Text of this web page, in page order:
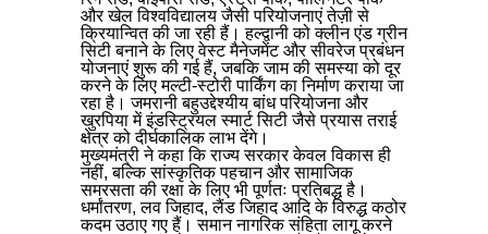
और खेल विश्वविद्यालय जैसी परियोजनाएं तेज़ी से
क्रियान्वित की जा रही हैं। हल्द्वानी को क्लीन एंड ग्रीन
सिटी बनाने के लिए वेस्ट मैनेजमेंट और सीवरेज प्रबंधन
योजनाएं शुरू की गई हैं, जबकि जाम की समस्या को दूर
करने के लिए मल्टी-स्टोरी पार्किंग का निर्माण कराया जा
रहा है। जमरानी बहुउद्देश्यीय बांध परियोजना और
खुरपिया में इंडस्ट्रियल स्मार्ट सिटी जैसे प्रयास तराई
क्षेत्र को दीर्घकालिक लाभ देंगे।
मुख्यमंत्री ने कहा कि राज्य सरकार केवल विकास ही
नहीं, बल्कि सांस्कृतिक पहचान और सामाजिक
समरसता की रक्षा के लिए भी पूर्णतः प्रतिबद्ध है।
धर्मांतरण, लव जिहाद, लैंड जिहाद आदि के विरुद्ध कठोर
कदम उठाए गए हैं। समान नागरिक संहिता लागू करने